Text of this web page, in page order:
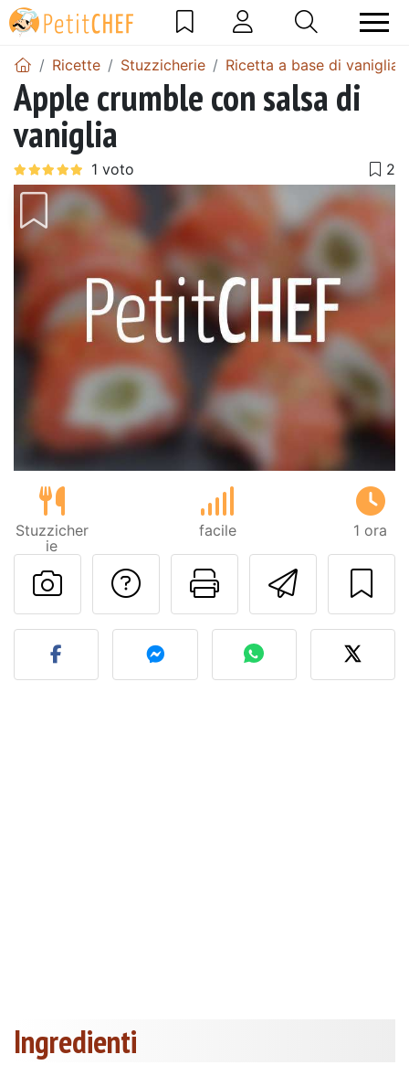
Ricette Stuzzicherie Ricetta a base di vaniglia
Apple crumble con salsa di
vaniglia
Stuzzicher
ie
facile 1 ora
Invia
Stampa la
Contatta l'autore
Pubblica la foto di
Ingredienti